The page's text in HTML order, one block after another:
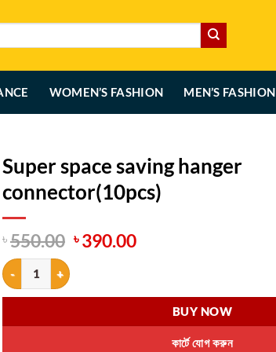
WOMEN’S FASHION MEN’S FASHION
Super space saving hanger
connector(10pcs)
৳550.00 Original
৳ 550.00.
৳390.00Current
৳ 390.00.
Super space saving hanger connector(10pcs) quantity
কার্টে যোগ করুন
BUY NOW